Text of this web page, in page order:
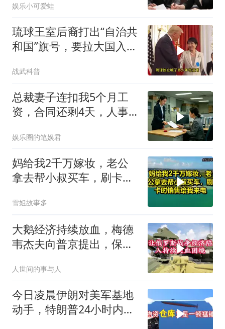
你签约
娱乐小可爱蛙
琉球王室后裔打出“自治共
和国”旗号，要拉大国入局
战武科普
总裁妻子连扣我5个月工
资，合同还剩4天，人事
娱乐圈的笔娱君
妈给我2千万嫁妆，老公
拿去帮小叔买车，刷卡时
雪姐故事多
大鹅经济持续放血，梅德
韦杰夫向普京提出，保住
人世间的事与人
今日凌晨伊朗对美军基地
动手，特朗普24小时内服